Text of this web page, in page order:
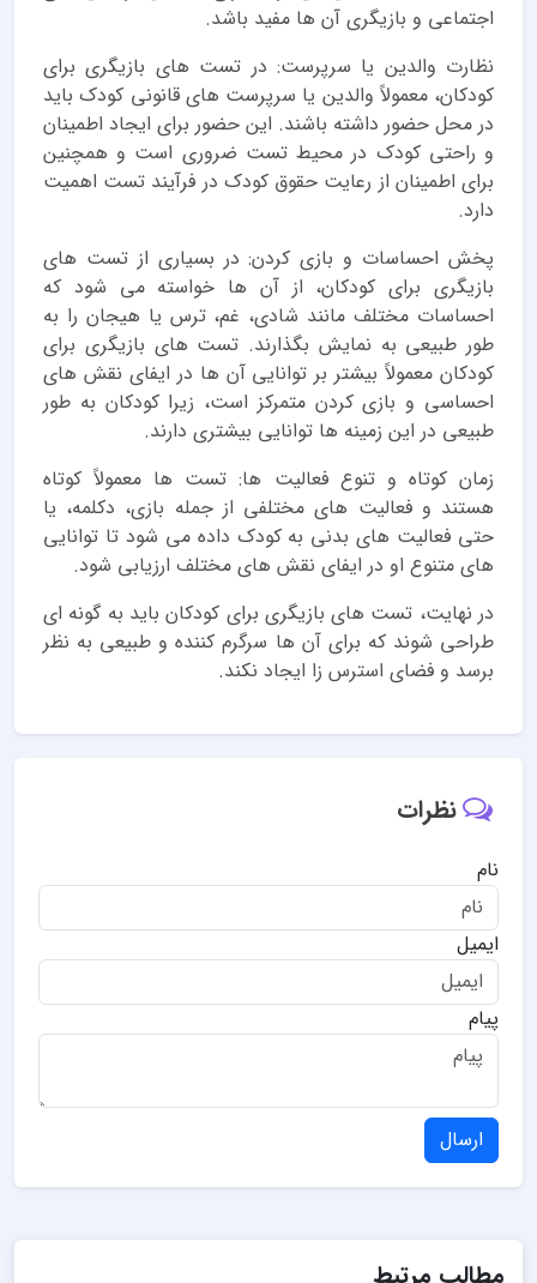
اجتماعی و بازیگری آن ها مفید باشد.
نظارت والدین یا سرپرست: در تست های بازیگری برای
کودکان، معمولاً والدین یا سرپرست های قانونی کودک باید
در محل حضور داشته باشند. این حضور برای ایجاد اطمینان
و راحتی کودک در محیط تست ضروری است و همچنین
برای اطمینان از رعایت حقوق کودک در فرآیند تست اهمیت
دارد.
پخش احساسات و بازی کردن: در بسیاری از تست های
بازیگری برای کودکان، از آن ها خواسته می شود که
احساسات مختلف مانند شادی، غم، ترس یا هیجان را به
طور طبیعی به نمایش بگذارند. تست های بازیگری برای
کودکان معمولاً بیشتر بر توانایی آن ها در ایفای نقش های
احساسی و بازی کردن متمرکز است، زیرا کودکان به طور
طبیعی در این زمینه ها توانایی بیشتری دارند.
زمان کوتاه و تنوع فعالیت ها: تست ها معمولاً کوتاه
هستند و فعالیت های مختلفی از جمله بازی، دکلمه، یا
حتی فعالیت های بدنی به کودک داده می شود تا توانایی
های متنوع او در ایفای نقش های مختلف ارزیابی شود.
در نهایت، تست های بازیگری برای کودکان باید به گونه ای
طراحی شوند که برای آن ها سرگرم کننده و طبیعی به نظر
برسد و فضای استرس زا ایجاد نکند.
نظرات
نام
ایمیل
پیام
ارسال
مطالب مرتبط